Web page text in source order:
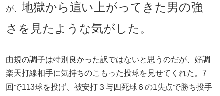
が、 地獄から這い上がってきた男の強
さを見たような気がした。
由規の調子は特別良かった訳ではないと思うのだが、好調
楽天打線相手に気持ちのこもった投球を見せてくれた。7
回で113球を投げ、被安打３与四死球６の1失点で勝ち投手